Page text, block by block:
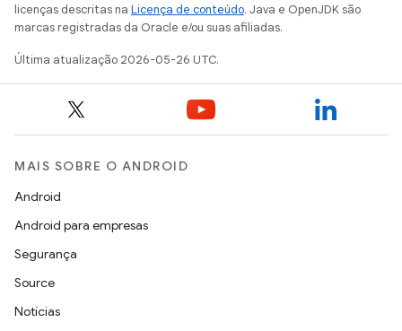
licenças descritas na Licença de conteúdo. Java e OpenJDK são
marcas registradas da Oracle e/ou suas afiliadas.
Última atualização 2026-05-26 UTC.
MAIS SOBRE O ANDROID
Android
Android para empresas
Segurança
Source
Notícias